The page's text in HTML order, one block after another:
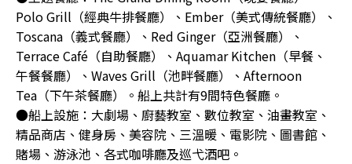
Polo Grill（經典牛排餐廳）、Ember（美式傳統餐廳）、
Toscana（義式餐廳）、Red Ginger（亞洲餐廳）、
Terrace Café（自助餐廳）、Aquamar Kitchen（早餐、
午餐餐廳）、Waves Grill（池畔餐廳）、Afternoon
Tea（下午茶餐廳）。船上共計有9間特色餐廳。
●船上設施：大劇場、廚藝教室、數位教室、油畫教室、
精品商店、健身房、美容院、三溫暖、電影院、圖書館、
賭場、游泳池、各式咖啡廳及巡弋酒吧。